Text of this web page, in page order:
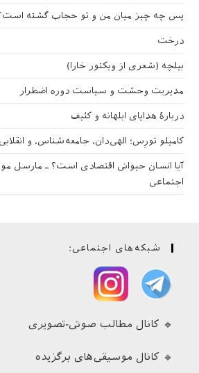
پس چه چیز میان من و تو حجاب گشته
درخت
بیلچه (شعری از ویکتور خارا)
مدیریت وحشت و سیاست دوره اضطرار
دربارهٔ هدایای ابلهانه و کثیف
کامیلو تورِس؛ الهی‌دان، جامعه‌شناس، و انقلابی
آیا انسان حیوانی اقتصادی است؟ ـ
اجتماعی
شبکه‌های اجتماعی:
🔹 کانال مطالب صوتی-تصویری
🔹 کانال موسیقی‌های برگزیده